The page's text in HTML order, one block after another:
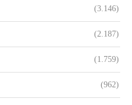
(3.146)
(2.187)
(1.759)
(962)